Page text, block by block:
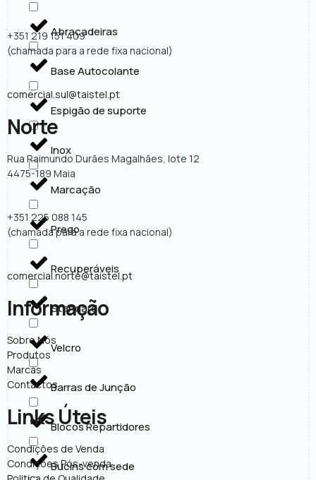
Abraçadeiras
Base Autocolante
Espigão de suporte
Inox
Marcação
Prego
Recuperáveis
Standard
Velcro
Barras de Junção
Blocos Repartidores
Bucins com sede
+351 219 151 409
(chamada para a rede fixa nacional)
comercial.sul@taistel.pt
Norte
Rua Raimundo Durães Magalhães, lote 12
4475-189 Maia
+351 225 088 145
(chamada para a rede fixa nacional)
comercial.norte@taistel.pt
Informação
Sobre Nós
Produtos
Marcas
Contactos
Links Úteis
Condições de Venda
Condições Pós-venda